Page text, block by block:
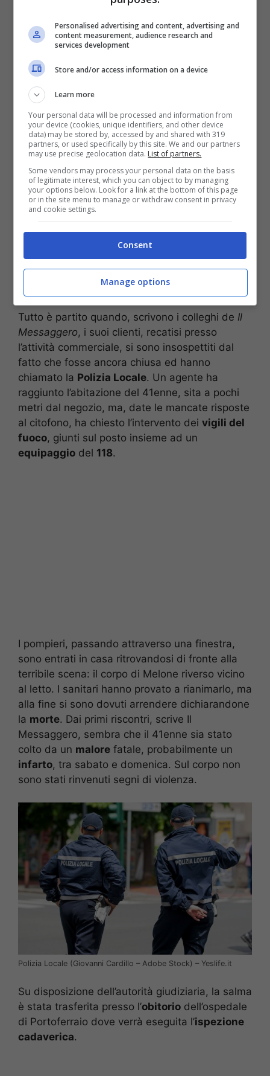
Ragazzo trovato morto nel letto di casa
dai genitori: disposta l’autopsia
Intossicati dalle esalazioni provenienti
da un braciere: due giovani trovati morti
Travolto e ucciso in bici da un’auto: la
vittima è un giovane maestro d’asilo
Luigi Melone, 41enne di
(Teramo), ma residente da tempo sull’isola
d’Elba, dove era titolare di un negozio di
alimentari, è stato trovato morto in casa. La
tragica scoperta ieri mattina,lunedì 23
Tutto è partito quando, scrivono i colleghi de Il
Messaggero, i suoi clienti, recatisi presso
l’attività commerciale, si sono insospettiti dal
fatto che fosse ancora chiusa ed hanno
chiamato la Polizia Locale. Un agente ha
raggiunto l’abitazione del 41enne, sita a pochi
metri dal negozio, ma, date le mancate risposte
al citofono, ha chiesto l’intervento dei vigili del
fuoco, giunti sul posto insieme ad un
equipaggio del 118.
I pompieri, passando attraverso una finestra,
sono entrati in casa ritrovandosi di fronte alla
terribile scena: il corpo di Melone riverso vicino
al letto. I sanitari hanno provato a rianimarlo, ma
alla fine si sono dovuti arrendere dichiarandone
la morte. Dai primi riscontri, scrive Il
Messaggero, sembra che il 41enne sia stato
colto da un malore fatale, probabilmente un
infarto, tra sabato e domenica. Sul corpo non
sono stati rinvenuti segni di violenza.
Polizia Locale (Giovanni Cardillo – Adobe Stock) – Yeslife.it
Su disposizione dell’autorità giudiziaria, la salma
è stata trasferita presso l’obitorio dell’ospedale
di Portoferraio dove verrà eseguita l’ispezione
cadaverica.
Personalised advertising and content, advertising and
content measurement, audience research and
services development
Store and/or access information on a device
Learn more
Your personal data will be processed and information from
your device (cookies, unique identifiers, and other device
data) may be stored by, accessed by and shared with 319
partners, or used specifically by this site. We and our partners
may use precise geolocation data. List of partners.
Some vendors may process your personal data on the basis
of legitimate interest, which you can object to by managing
your options below. Look for a link at the bottom of this page
or in the site menu to manage or withdraw consent in privacy
and cookie settings.
Consent
Manage options